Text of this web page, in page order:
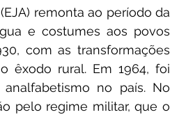
e costumes aos povos
com as transformações
êxodo rural. Em 1964, foi
no país. No
pelo regime militar, que o